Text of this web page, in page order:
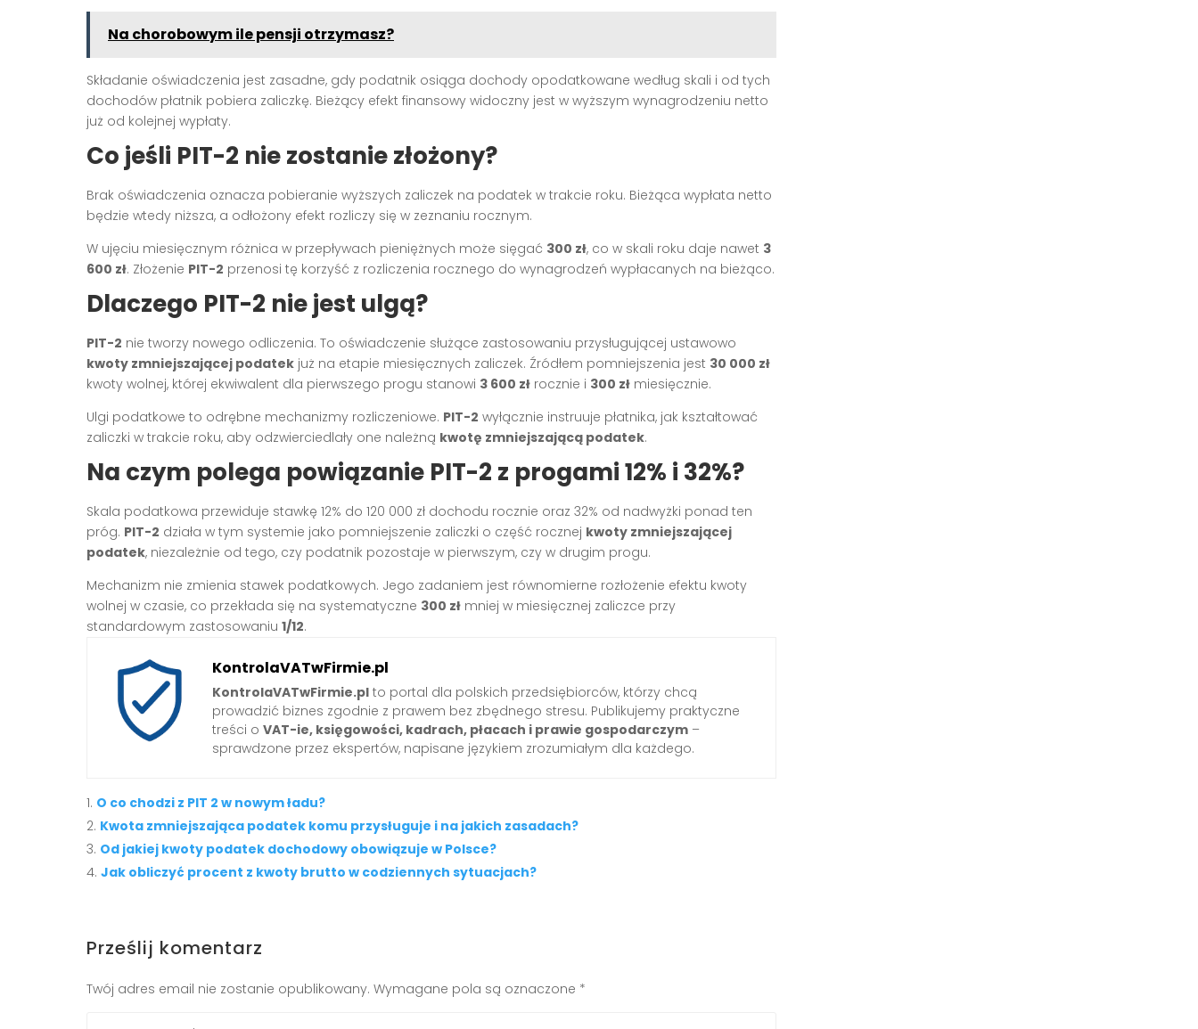
Na chorobowym ile pensji otrzymasz?
Składanie oświadczenia jest zasadne, gdy podatnik osiąga dochody opodatkowane według skali i od tych
dochodów płatnik pobiera zaliczkę. Bieżący efekt finansowy widoczny jest w wyższym wynagrodzeniu netto
już od kolejnej wypłaty.
Co jeśli PIT-2 nie zostanie złożony?
Brak oświadczenia oznacza pobieranie wyższych zaliczek na podatek w trakcie roku. Bieżąca wypłata netto
będzie wtedy niższa, a odłożony efekt rozliczy się w zeznaniu rocznym.
W ujęciu miesięcznym różnica w przepływach pieniężnych może sięgać 300 zł, co w skali roku daje nawet 3
600 zł. Złożenie PIT-2 przenosi tę korzyść z rozliczenia rocznego do wynagrodzeń wypłacanych na bieżąco.
Dlaczego PIT-2 nie jest ulgą?
PIT-2 nie tworzy nowego odliczenia. To oświadczenie służące zastosowaniu przysługującej ustawowo
kwoty zmniejszającej podatek już na etapie miesięcznych zaliczek. Źródłem pomniejszenia jest 30 000 zł
kwoty wolnej, której ekwiwalent dla pierwszego progu stanowi 3 600 zł rocznie i 300 zł miesięcznie.
Ulgi podatkowe to odrębne mechanizmy rozliczeniowe. PIT-2 wyłącznie instruuje płatnika, jak kształtować
zaliczki w trakcie roku, aby odzwierciedlały one należną kwotę zmniejszającą podatek.
Na czym polega powiązanie PIT-2 z progami 12% i 32%?
Skala podatkowa przewiduje stawkę 12% do 120 000 zł dochodu rocznie oraz 32% od nadwyżki ponad ten
próg. PIT-2 działa w tym systemie jako pomniejszenie zaliczki o część rocznej kwoty zmniejszającej
podatek, niezależnie od tego, czy podatnik pozostaje w pierwszym, czy w drugim progu.
Mechanizm nie zmienia stawek podatkowych. Jego zadaniem jest równomierne rozłożenie efektu kwoty
wolnej w czasie, co przekłada się na systematyczne 300 zł mniej w miesięcznej zaliczce przy
standardowym zastosowaniu 1/12.
KontrolaVATwFirmie.pl
KontrolaVATwFirmie.pl to portal dla polskich przedsiębiorców, którzy chcą
prowadzić biznes zgodnie z prawem bez zbędnego stresu. Publikujemy praktyczne
treści o VAT-ie, księgowości, kadrach, płacach i prawie gospodarczym –
sprawdzone przez ekspertów, napisane językiem zrozumiałym dla każdego.
O co chodzi z PIT 2 w nowym ładu?
Kwota zmniejszająca podatek komu przysługuje i na jakich zasadach?
Od jakiej kwoty podatek dochodowy obowiązuje w Polsce?
Jak obliczyć procent z kwoty brutto w codziennych sytuacjach?
Prześlij komentarz
Twój adres email nie zostanie opublikowany. Wymagane pola są oznaczone *